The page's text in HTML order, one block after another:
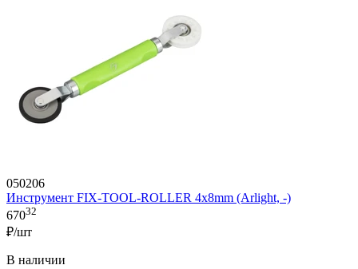
050206
Инструмент FIX-TOOL-ROLLER 4х8mm (Arlight, -)
67032
₽/шт
В наличии